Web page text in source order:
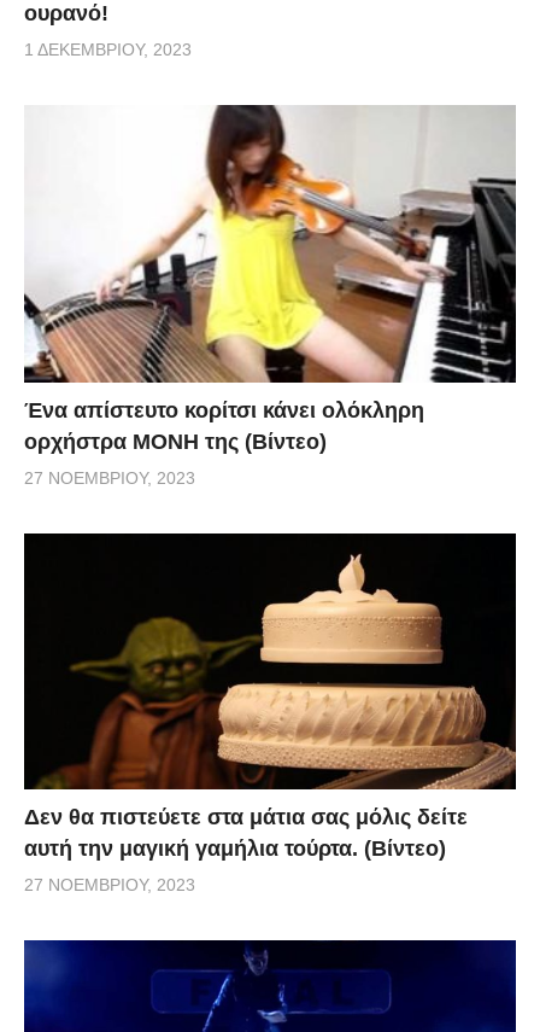
ουρανό!
1 ΔΕΚΕΜΒΡΊΟΥ, 2023
Ένα απίστευτο κορίτσι κάνει ολόκληρη
ορχήστρα ΜΟΝΗ της (Βίντεο)
27 ΝΟΕΜΒΡΊΟΥ, 2023
Δεν θα πιστεύετε στα μάτια σας μόλις δείτε
αυτή την μαγική γαμήλια τούρτα. (Βίντεο)
27 ΝΟΕΜΒΡΊΟΥ, 2023